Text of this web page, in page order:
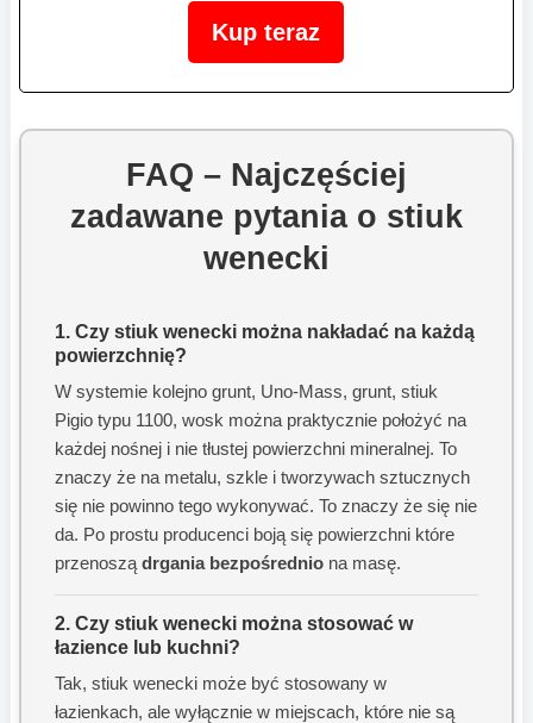
Kup teraz
FAQ – Najczęściej
zadawane pytania o stiuk
wenecki
1. Czy stiuk wenecki można nakładać na każdą
powierzchnię?
W systemie kolejno grunt, Uno-Mass, grunt, stiuk
Pigio typu 1100, wosk można praktycznie położyć na
każdej nośnej i nie tłustej powierzchni mineralnej. To
znaczy że na metalu, szkle i tworzywach sztucznych
się nie powinno tego wykonywać. To znaczy że się nie
da. Po prostu producenci boją się powierzchni które
przenoszą drgania bezpośrednio na masę.
2. Czy stiuk wenecki można stosować w
łazience lub kuchni?
Tak, stiuk wenecki może być stosowany w
łazienkach, ale wyłącznie w miejscach, które nie są